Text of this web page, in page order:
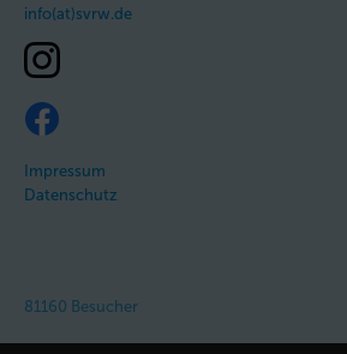
info(at)svrw.de
Impressum
Datenschutz
81160 Besucher